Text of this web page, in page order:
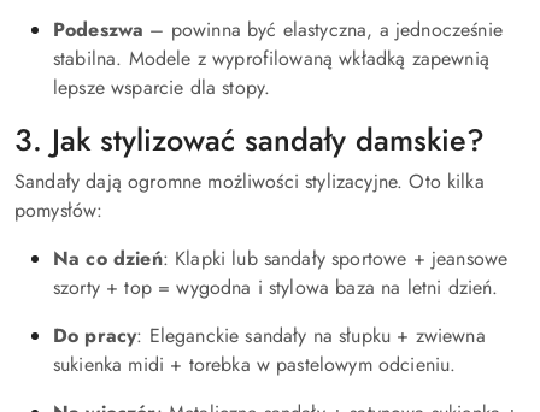
Podeszwa – powinna być elastyczna, a jednocześnie
stabilna. Modele z wyprofilowaną wkładką zapewnią
lepsze wsparcie dla stopy.
3. Jak stylizować sandały damskie?
Sandały dają ogromne możliwości stylizacyjne. Oto kilka
pomysłów:
Na co dzień: Klapki lub sandały sportowe + jeansowe
szorty + top = wygodna i stylowa baza na letni dzień.
Do pracy: Eleganckie sandały na słupku + zwiewna
sukienka midi + torebka w pastelowym odcieniu.